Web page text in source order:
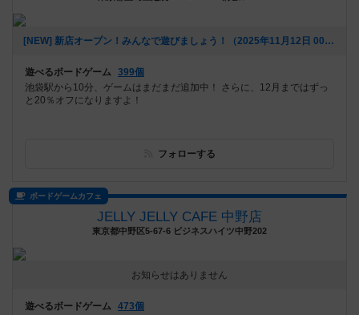
[NEW] 新店オープン！みんなで遊びましょう！（2025年11月12日 00時22分）
遊べるボードゲーム 399個
池袋駅から10分、ゲームはまだまだ追加中！ さらに、12月まではずっ
と20％オフになりますよ！
フォローする
ボードゲームカフェ
JELLY JELLY CAFE 中野店
東京都中野区5-67-6 ビジネスハイツ中野202
お知らせはありません
遊べるボードゲーム 473個